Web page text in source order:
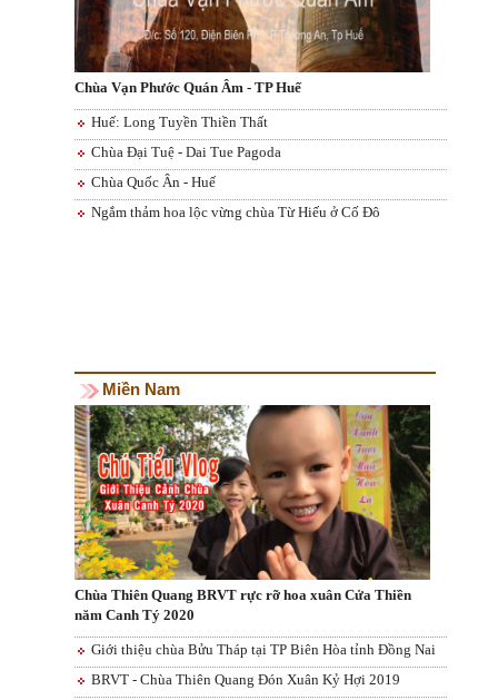
Chùa Vạn Phước Quán Âm - TP Huế
Huế: Long Tuyền Thiền Thất
Chùa Đại Tuệ - Dai Tue Pagoda
Chùa Quốc Ân - Huế
Ngắm thảm hoa lộc vừng chùa Từ Hiếu ở Cố Đô
Miền Nam
Chùa Thiên Quang BRVT rực rỡ hoa xuân Cửa Thiền
năm Canh Tý 2020
Giới thiệu chùa Bửu Tháp tại TP Biên Hòa tỉnh Đồng Nai
BRVT - Chùa Thiên Quang Đón Xuân Kỷ Hợi 2019